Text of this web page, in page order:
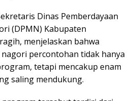
Dinas Pemberdayaan
(DPMN) Kabupaten
menjelaskan bahwa
percontohan tidak hanya
tetapi mencakup enam
saling mendukung.